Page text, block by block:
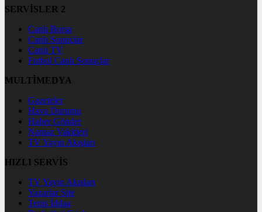
SERVİSLER 2
Canlı Borsa
Canlı Sonuçlar
Canlı TV
Futbol Canlı Sonuçlar
MULTİMEDYA
Gazeteler
Hava Durumu
Haber Gönder
Namaz Vakitleri
TV Yayın Akışları
HIZLI SERVİS
TV Yayın Akışları
Yazarlar Site
Tenis İddaa